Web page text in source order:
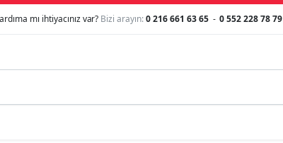
mı ihtiyacınız var? Bizi arayın:0 216 661 63 65 -0 552 228 78